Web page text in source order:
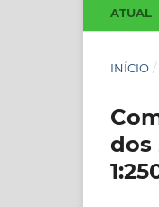
ATUAL
INÍCIO /
dos